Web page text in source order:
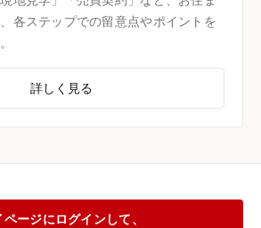
各ステップでの留意点やポイントを
詳しく見る
ページにログインして、